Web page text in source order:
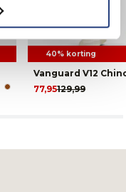
40% korting
Vanguard V12
129,99
77,95